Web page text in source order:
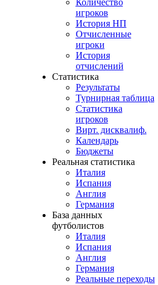
игроков
История НП
Отчисленные
игроки
История
отчислений
Статистика
Результаты
Турнирная таблица
Статистика
игроков
Вирт. дисквалиф.
Календарь
Бюджеты
Реальная статистика
Италия
Испания
Англия
Германия
База данных
футболистов
Италия
Испания
Англия
Германия
Реальные переходы